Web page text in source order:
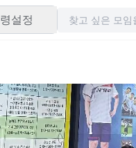
설정